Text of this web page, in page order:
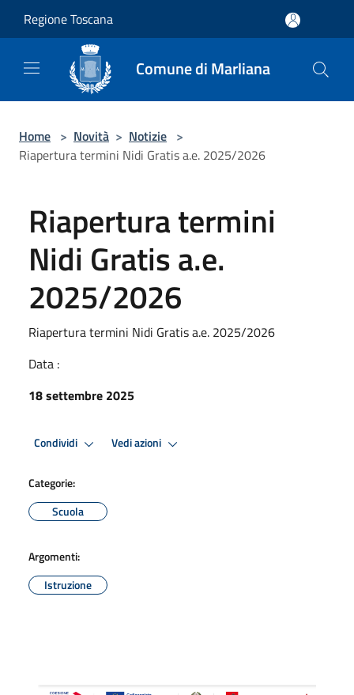
Regione Toscana
Comune di Marliana
Home > Novità > Notizie >
Riapertura termini Nidi Gratis a.e. 2025/2026
Riapertura termini
Nidi Gratis a.e.
2025/2026
Riapertura termini Nidi Gratis a.e. 2025/2026
Data :
18 settembre 2025
Condividi Vedi azioni
Categorie:
Scuola
Argomenti:
Istruzione